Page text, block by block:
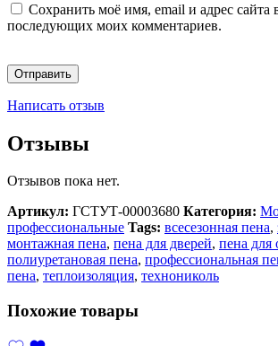
Сохранить моё имя, email и адрес сайта
последующих моих комментариев.
Написать отзыв
Отзывы
Отзывов пока нет.
Артикул: ГСТУТ-00003680 Категория:
профессиональные Tags: всесезонная пена,
монтажная пена, пена для дверей, пена для
полиуретановая пена, профессиональная
пена, теплоизоляция, технониколь
Похожие товары